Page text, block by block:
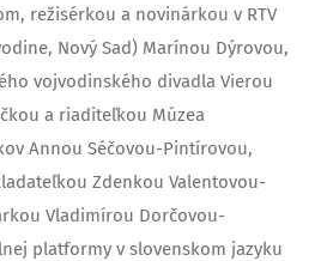
režisérkou a novinárkou v RTV
Nový Sad) Marínou Dýrovou,
vojvodinského divadla Vierou
a riaditeľkou Múzea
Annou Séčovou-Pintírovou,
Zdenkou Valentovou-
Vladimírou Dorčovou-
platformy v slovenskom jazyku